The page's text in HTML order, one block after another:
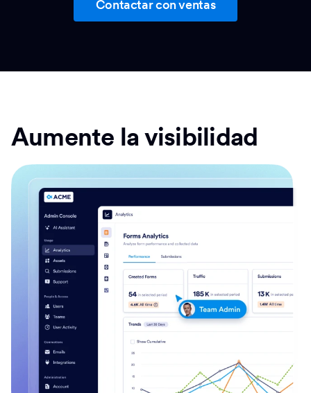
Contactar con ventas
Aumente la visibilidad